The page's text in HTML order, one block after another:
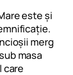
este și
merg
masa
care